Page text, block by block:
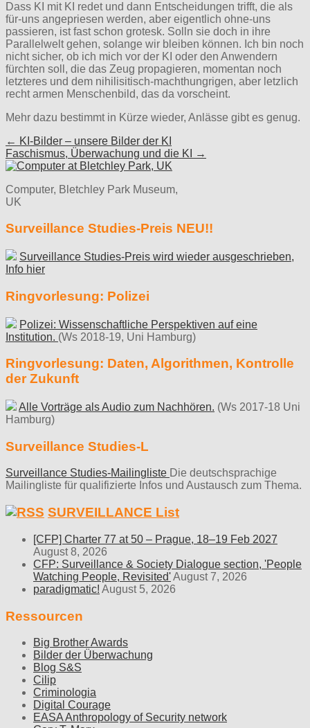
Dass KI mit KI redet und dann Entscheidungen trifft, die als
für-uns angepriesen werden, aber eigentlich ohne-uns
passieren, ist fast schon grotesk. Solln sie doch in ihre
Parallelwelt gehen, solange wir bleiben können. Ich bin noch
nicht sicher, ob ich mich vor der KI oder den Anwendern
fürchten soll, die das Zeug propagieren, momentan noch
letzteres und dem nihilisitisch-machthungrigen, aber letzlich
recht armen Menschenbild, das da vorscheint.
Mehr dazu bestimmt in Kürze wieder, Anlässe gibt es genug.
Post
navigation
← KI-Bilder – unsere Bilder der KI
Faschismus, Überwachung und die KI →
Computer, Bletchley Park Museum,
UK
Surveillance Studies-Preis NEU!!
Surveillance Studies-Preis wird wieder ausgeschrieben,
Info hier
Ringvorlesung: Polizei
Polizei: Wissenschaftliche Perspektiven auf eine
Institution. (Ws 2018-19, Uni Hamburg)
Ringvorlesung: Daten, Algorithmen, Kontrolle
der Zukunft
Alle Vorträge als Audio zum Nachhören. (Ws 2017-18 Uni
Hamburg)
Surveillance Studies-L
Surveillance Studies-Mailingliste Die deutschsprachige
Mailingliste für qualifizierte Infos und Austausch zum Thema.
SURVEILLANCE List
[CFP] Charter 77 at 50 – Prague, 18–19 Feb 2027
August 8, 2026
CFP: Surveillance & Society Dialogue section, 'People
Watching People, Revisited'August 7, 2026
paradigmatic! August 5, 2026
Ressourcen
Big Brother Awards
Bilder der Überwachung
Blog S&S
Cilip
Criminologia
Digital Courage
EASA Anthropology of Security network